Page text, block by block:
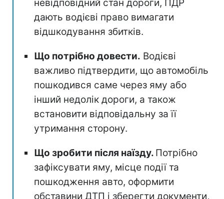
невідповідний стан дороги, ПДР
дають водієві право вимагати
відшкодування збитків.
Що потрібно довести. Водієві
важливо підтвердити, що автомобіль
пошкодився саме через яму або
інший недолік дороги, а також
встановити відповідальну за її
утримання сторону.
Що зробити після наїзду. Потрібно
зафіксувати яму, місце події та
пошкодження авто, оформити
обставини ДТП і зберегти документи,